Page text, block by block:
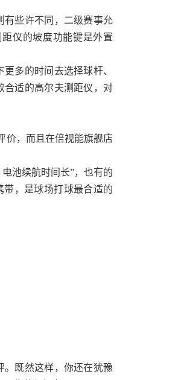
有些许不同，二级赛事允
仪的坡度功能键是外置
多的时间去选择球杆、
合适的高尔夫测距仪，对
价，而且在倍视能旗舰店
池续航时间长”，也有的
带，是球场打球最合适的
。既然这样，你还在犹豫